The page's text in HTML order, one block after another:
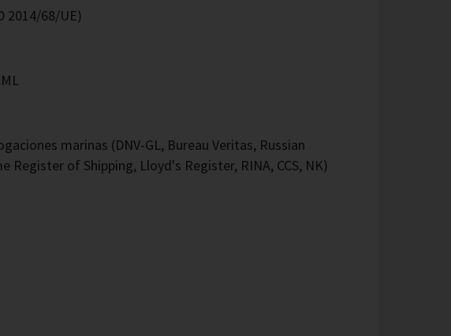
2014/68/UE)
marinas (DNV-GL, Bureau Veritas, Russian
Register of Shipping, Lloyd's Register, RINA, CCS, NK)